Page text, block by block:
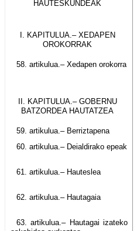
HAUTESKUNDEAK
I. KAPITULUA.– XEDAPEN
OROKORRAK
58. artikulua.– Xedapen orokorra
II. KAPITULUA.– GOBERNU
BATZORDEA HAUTATZEA
59. artikulua.– Berriztapena
60. artikulua.– Deialdirako epeak
61. artikulua.– Hauteslea
62. artikulua.– Hautagaia
63. artikulua.– Hautagai izateko